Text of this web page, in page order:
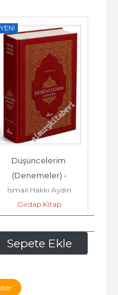
YENI
Sepete Ekle
Düşüncelerim
(Denemeler) -
İsmail Hakkı Aydın
Girdap Kitap
1.172,50